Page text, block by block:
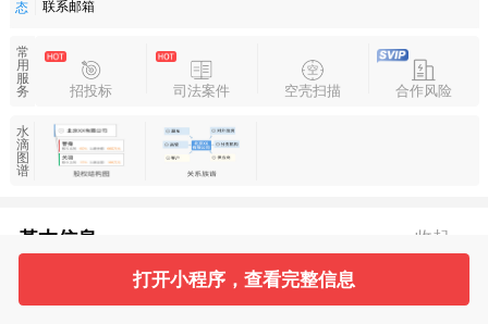
态
联系邮箱
常
用
服
务
招投标 司法案件 空壳扫描 合作风险
水
滴
图
谱
基本信息 收起
1 2
打开小程序，查看完整信息